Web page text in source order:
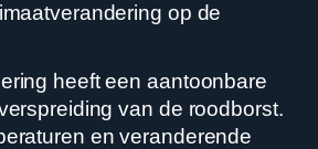
op de
heeft een aantoonbare
van de roodborst.
en veranderende